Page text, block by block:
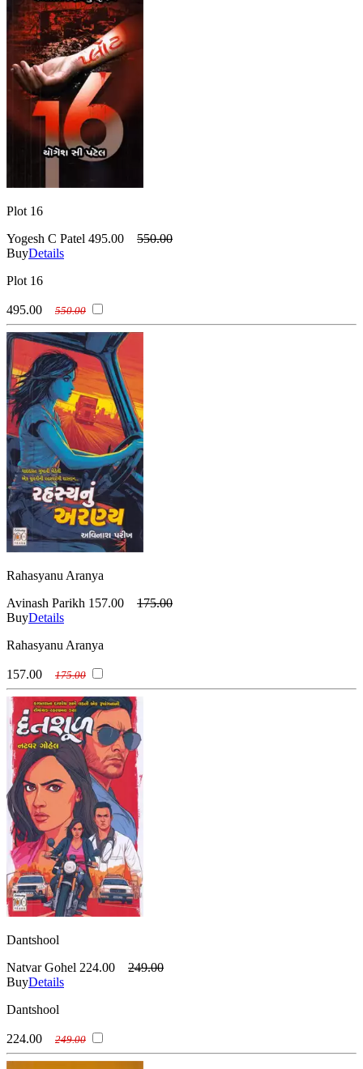
Plot 16
Yogesh C Patel 495.00
550.00
BuyDetails
Plot 16
495.00 550.00
Rahasyanu Aranya
Avinash Parikh 157.00
175.00
BuyDetails
Rahasyanu Aranya
157.00 175.00
Dantshool
Natvar Gohel 224.00
249.00
BuyDetails
Dantshool
224.00 249.00